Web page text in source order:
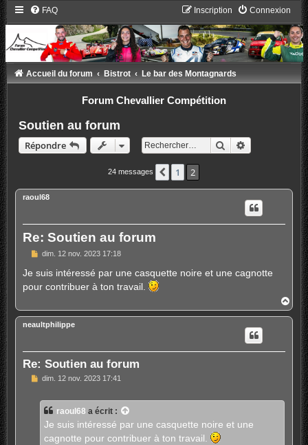
FAQ Connexion
Inscription
Accueil du forum Bistrot Le bar des Montagnards
Forum Chevallier Compétition
Soutien au forum
Répondre RechercherRecherche
24 messages Précédent
1 2
raoul68
Re: Soutien au forum
M
s
a
dim. 12 nov. 2023 17:18
Je suis intéressé par une casquette noire et une cagnotte
pour contribuer à ton travail.
a
u
neaultphilippe
Re: Soutien au forum
M
s
dim. 12 nov. 2023 17:41
raoul68 a écrit :
Je suis intéressé par une casquette noire et une
cagnotte pour contribuer à ton travail.